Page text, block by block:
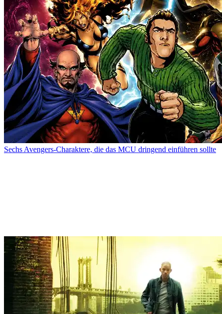
Sechs Avengers-Charaktere, die das MCU dringend einführen sollte